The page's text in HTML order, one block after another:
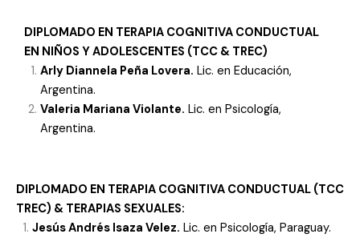
DIPLOMADO EN TERAPIA COGNITIVA CONDUCTUAL
EN NIÑOS Y ADOLESCENTES (TCC & TREC)
Arly Diannela Peña Lovera. Lic. en Educación,
Argentina.
Valeria Mariana Violante. Lic. en Psicología,
Argentina.
DIPLOMADO EN TERAPIA COGNITIVA CONDUCTUAL (TCC
TREC) & TERAPIAS SEXUALES:
Jesús Andrés Isaza Velez. Lic. en Psicología, Paraguay.